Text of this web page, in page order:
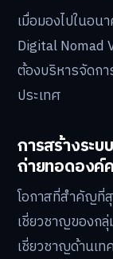
เมื่อมองไปในอน
Digital Nomad
ต้องบริหารจัดกา
ประเทศ
การสร้างระบ
ถ่ายทอดองค์
โอกาสที่สำคัญที่
เชี่ยวชาญของกลุ่
เชี่ยวชาญด้านเท